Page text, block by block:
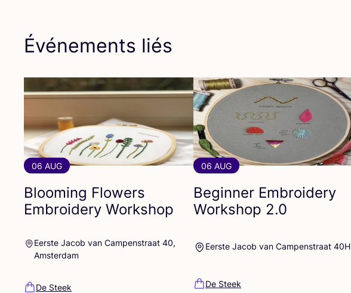
Événements liés
06 AUG
Blooming Flowers
Embroidery Workshop
Eerste Jacob van Campenstraat 40,
Amsterdam
De Steek
06 AUG
Beginner Embroidery
Workshop 2.0
Eerste Jacob van Campenstraat 40H
De Steek